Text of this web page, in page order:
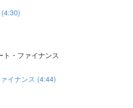
・ファイナンス
イナンス (4:44)